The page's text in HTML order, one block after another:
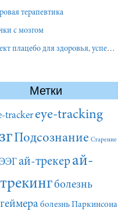
терапевтика
с мозгом
плацебо для здоровья, успеха и отношений
Метки
tracker eye-tracking
Подсознание Старение
ай-трекерай-
трекингболезнь
болезнь Паркинсона